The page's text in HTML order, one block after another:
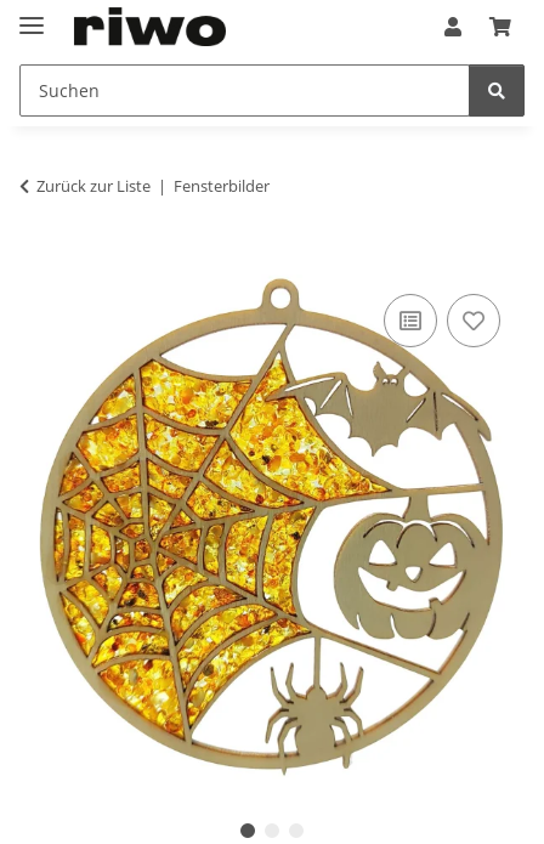
Zurück zur Liste Fensterbilder